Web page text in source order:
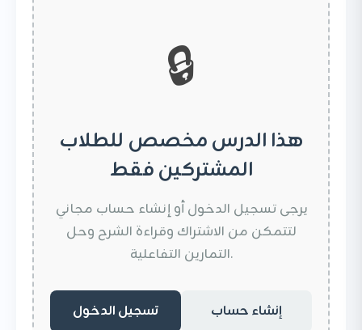
🔒
هذا الدرس مخصص للطلاب
المشتركين فقط
يرجى تسجيل الدخول أو إنشاء حساب مجاني
لتتمكن من الاشتراك وقراءة الشرح وحل
التمارين التفاعلية.
تسجيل الدخول إنشاء حساب